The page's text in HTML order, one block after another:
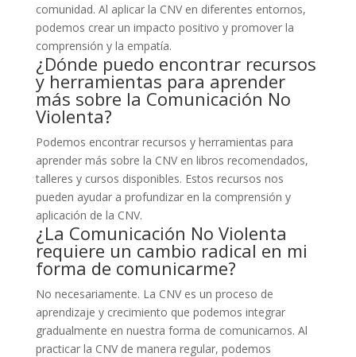
comunidad. Al aplicar la CNV en diferentes entornos,
podemos crear un impacto positivo y promover la
comprensión y la empatía.
¿Dónde puedo encontrar recursos
y herramientas para aprender
más sobre la Comunicación No
Violenta?
Podemos encontrar recursos y herramientas para
aprender más sobre la CNV en libros recomendados,
talleres y cursos disponibles. Estos recursos nos
pueden ayudar a profundizar en la comprensión y
aplicación de la CNV.
¿La Comunicación No Violenta
requiere un cambio radical en mi
forma de comunicarme?
No necesariamente. La CNV es un proceso de
aprendizaje y crecimiento que podemos integrar
gradualmente en nuestra forma de comunicarnos. Al
practicar la CNV de manera regular, podemos